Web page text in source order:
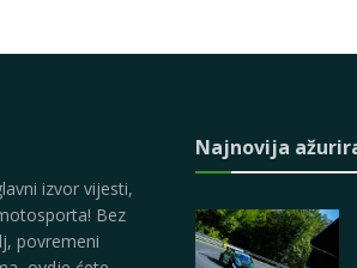
izvor vijesti,
Bez
povremeni
Najnovija